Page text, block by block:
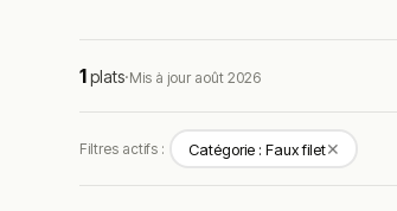
1plats·Mis à jour août 2026
Filtres actifs : Catégorie : Faux filet✕